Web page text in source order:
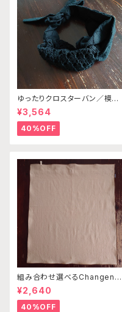
ゆったりクロスターバン／模様
編みブラックB・ドット柄ブラック
¥3,564
40%OFF
組み合わせ選べるChangenab
leエプロン ※前部分のみ ベ
ージュ （※本体部分は別売り
です）
¥2,640
40%OFF